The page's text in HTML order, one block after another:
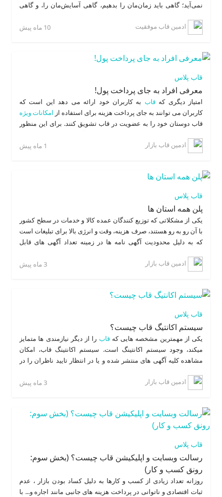
نمی‌آید؛ گاهی باید زمان‌مان را بدهیم، گاهی آسایش‌مان را، و گاهی
همان بهایی است که برایش می‌پردازیم. اگر چیزی را بی‌زحمت به
دست آوریم، دیر یا زود بی‌ارزش خواهد شد. اما آنچه با صبر، تلاش و
"به‌دست‌آوردن" را به ما می‌آموزد.
ادمین قاب موفقیت
قاب پلاس
معرفی افراد به جای پرداخت پول!
امتیاز دیگری که قاببه کاربران خود ارائه می دهد این است که
کاربران می توانند به جای پرداخت هزینه برای استفاده از امکانات ویژه
قاب دوستان خود را به عضویت در قاب تشویق کنند. برای این منظور
مجازی بپردازد و هر کسی که از طریق آن لینک در قاب
ثبت نام نماید،
منجر به دریافت اکانت هدیه به صورت خودکار به صاحب لینک خواهد
به عنوان معرف وارد نماید اکانت هدیه فورا به صاحب جی کد پرداخت
ادمین قاب بازار
قاب پلاس
پلن همه استان ها
یکی از مشکلاتی که توزیع کنندگان عمده کالا و خدمات در سطح کشور
با آن رو به رو هستند، صرف هزینه، وقت و انرژی بالا برای تبلیغات است
که به دلیل محدودیت آگهی نامه ها در زمینه تعداد آگهی های قابل
ادمین قاب بازار
قاب پلاس
سیستم اکانتیگ قاب چیست؟
یکی از مهمترین مشخصه هایی کهقابرا از دیگر نیازمندی ها متمایز
میکند، وجود سیستم اکانتینگ است. سیستم اکانتینگ قاب، امکان
مشاهده کلیه آگهی های منتشر شده و یا در انتظار تایید ناظران را در
آگهی خود را حذف، ویرایش یا ارتقاء دهد، همچنین کاربر به آسانی
امکان مدیریت
امکانات ویژهسایت استفاده کنند و برخلاف سایر سایت ها برای ارتقاء
هر آگهی نیاز به مراجعه متعدد به درگاه پرداخت بانکی نیست و هزینه
جلب رضایت کاربران اقدام به ارائه بسته های تخفیف دار کرده است
که فرد با خرید این بسته ها میتواند پرداخت هزینه کمتر موجودی اکانت
بیشتری دریافت کند. کاربر می تواند با معرفی قاب به دوستان خود
اکانت هدیه دریافت کند.ارائه آمار بازدید آگهی ها به کاربر و امکان
مدیریت پیام ها (چت ها، تیکت ها و پیام های مربوط به آگهی ها) از دیگر
ادمین قاب بازار
قاب پلاس
رسالت وبسایت و اپلیکیشن قاب چیست؟ (بخش سوم:
رونق کسب و کار)
روزانه تعداد زیادی از کسب و کارها به دلیل کساد بودن بازار ، عدم
ثبات اقتصادی و ناتوانی در پرداخت هزینه های جانبی مانند اجاره و... با